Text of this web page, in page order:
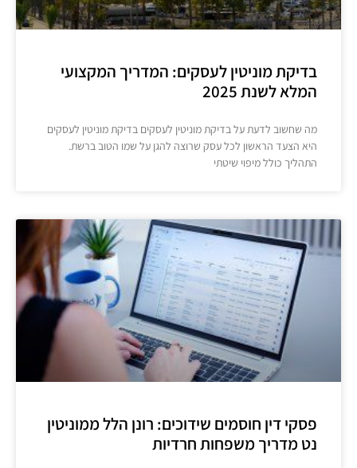
בדיקת מוניטין לעסקים: המדריך המקצועי
המלא לשנת 2025
מה שחשוב לדעת על בדיקת מוניטין לעסקים בדיקת מוניטין לעסקים
היא הצעד הראשון לכל עסק שרוצה להגן על שמו הטוב ברשת.
התהליך כולל מיפוי שיטתי
פסקי דין חוסמים שידוכים: רונן הלל ממוניטין
נט מדריך משפחות חרדיות